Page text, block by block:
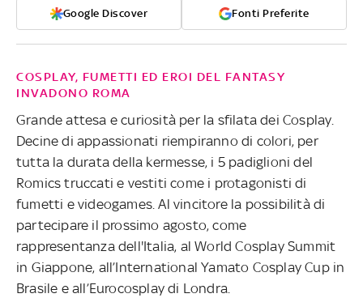
Google Discover Fonti Preferite
COSPLAY, FUMETTI ED EROI DEL FANTASY
INVADONO ROMA
Grande attesa e curiosità per la sfilata dei Cosplay.
Decine di appassionati riempiranno di colori, per
tutta la durata della kermesse, i 5 padiglioni del
Romics truccati e vestiti come i protagonisti di
fumetti e videogames. Al vincitore la possibilità di
partecipare il prossimo agosto, come
rappresentanza dell'Italia, al World Cosplay Summit
in Giappone, all’International Yamato Cosplay Cup in
Brasile e all’Eurocosplay di Londra.